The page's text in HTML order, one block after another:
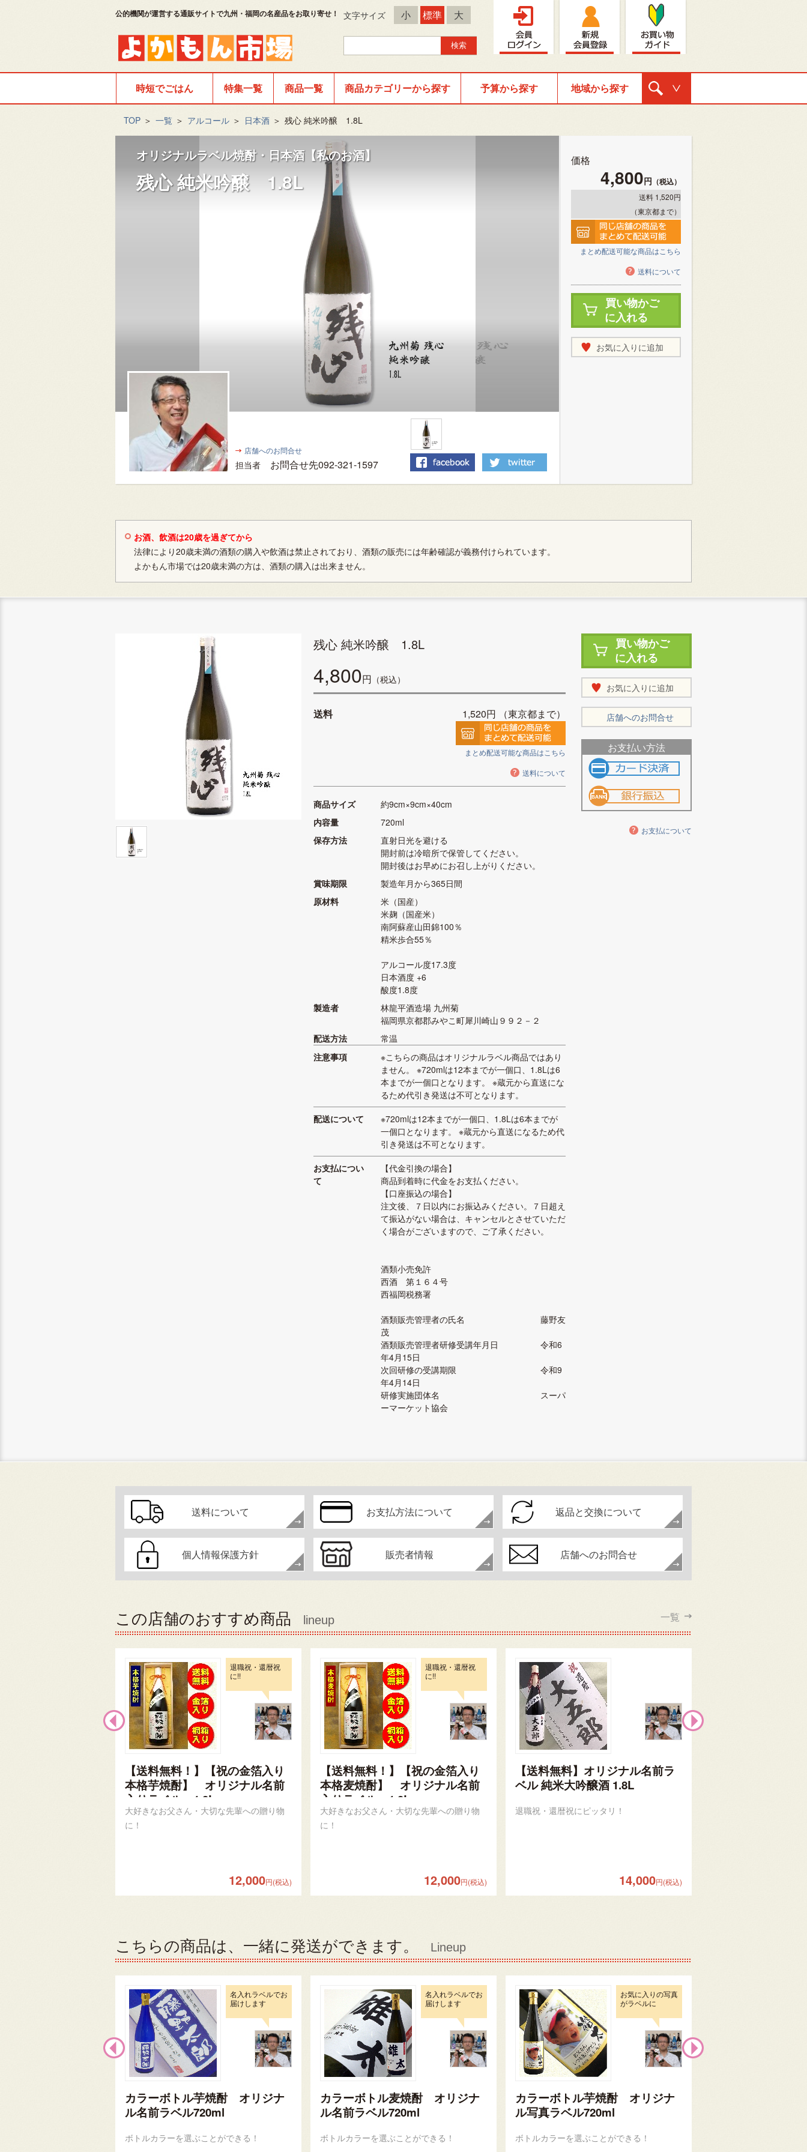
公的機関が運営する通販サイトで九州・福岡の名産品をお取り寄せ！ 文字サイズ 小 標準 大
時短でごはん 特集一覧 商品一覧 商品カテゴリーから探す 予算から探す 地域から探す
TOP ＞ 一覧 ＞ アルコール ＞ 日本酒 ＞ 残心 純米吟醸 1.8L
オリジナルラベル焼酎・日本酒【私のお酒】
残心 純米吟醸 1.8L
店舗へのお問合せ
担当者 お問合せ先092-321-1597
価格
4,800円 （税込）
送料 1,520円
（東京都まで）
まとめ配送可能な商品はこちら
送料について
買い物かご
に入れる
お気に入りに追加
お酒、飲酒は20歳を過ぎてから
法律により20歳未満の酒類の購入や飲酒は禁止されており、酒類の販売には年齢確認が義務付けられています。
よかもん市場では20歳未満の方は、酒類の購入は出来ません。
残心 純米吟醸 1.8L
4,800円 （税込）
送料 1,520円 （東京都まで）
まとめ配送可能な商品はこちら
送料について
商品サイズ
約9cm×9cm×40cm
内容量
720ml
保存方法
直射日光を避ける
開封前は冷暗所で保管してください。
開封後はお早めにお召し上がりください。
賞味期限
製造年月から365日間
原材料
米（国産）
米麹（国産米）
南阿蘇産山田錦100％
精米歩合55％
アルコール度17.3度
日本酒度 +6
酸度1.8度
製造者
林龍平酒造場 九州菊
福岡県京都郡みやこ町犀川崎山９９２－２
配送方法
常温
注意事項
※こちらの商品はオリジナルラベル商品ではあり
ません。 ※720mlは12本までが一個口、1.8Lは6
本までが一個口となります。 ※蔵元から直送にな
るため代引き発送は不可となります。
配送について
※720mlは12本までが一個口、1.8Lは6本までが
一個口となります。 ※蔵元から直送になるため代
引き発送は不可となります。
お支払につい
て
【代金引換の場合】
商品到着時に代金をお支払ください。
【口座振込の場合】
注文後、７日以内にお振込みください。７日超え
て振込がない場合は、キャンセルとさせていただ
く場合がございますので、ご了承ください。
酒類小売免許
西酒 第１６４号
西福岡税務署
酒類販売管理者の氏名 藤野友
茂
酒類販売管理者研修受講年月日 令和6
年4月15日
次回研修の受講期限 令和9
年4月14日
研修実施団体名 スーパ
ーマーケット協会
買い物かご
に入れる
お気に入りに追加
店舗へのお問合せ
お支払い方法
お支払について
送料について お支払方法について 返品と交換について
個人情報保護方針 販売者情報 店舗へのお問合せ
この店舗のおすすめ商品 lineup 一覧
退職祝・還暦祝
に!!
【送料無料！】【祝の金箔入り
本格芋焼酎】 オリジナル名前
入りラベル 1.8L
大好きなお父さん・大切な先輩への贈り物
に！
12,000円(税込)
退職祝・還暦祝
に!!
【送料無料！】【祝の金箔入り
本格麦焼酎】 オリジナル名前
入りラベル 1.8L
大好きなお父さん・大切な先輩への贈り物
に！
12,000円(税込)
【送料無料】オリジナル名前ラ
ベル 純米大吟醸酒 1.8L
退職祝・還暦祝にピッタリ！
14,000円(税込)
こちらの商品は、一緒に発送ができます。 Lineup
名入れラベルでお
届けします
カラーボトル芋焼酎 オリジナ
ル名前ラベル720ml
ボトルカラーを選ぶことができる！
名入れラベルでお
届けします
カラーボトル麦焼酎 オリジナ
ル名前ラベル720ml
ボトルカラーを選ぶことができる！
お気に入りの写真
がラベルに
カラーボトル芋焼酎 オリジナ
ル写真ラベル720ml
ボトルカラーを選ぶことができる！